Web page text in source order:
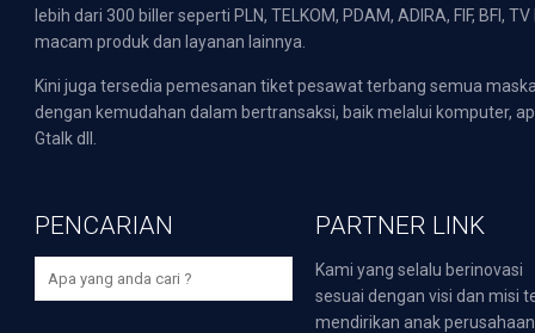
lebih dari 300 biller seperti PLN, TELKOM, PDAM, ADIRA, FIF,
macam produk dan layanan lainnya.
Kini juga tersedia pemesanan tiket pesawat terbang semua
dengan kemudahan dalam bertransaksi, baik melalui komputer,
Gtalk dll.
PENCARIAN PARTNER LINK
Kami yang selalu berinovasi
sesuai dengan visi dan misi
mendirikan anak perusahaan